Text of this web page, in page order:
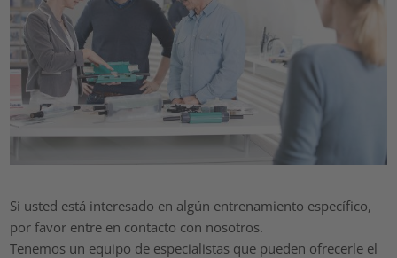
Si usted está interesado en algún entrenamiento específico,
por favor entre en contacto con nosotros.
Tenemos un equipo de especialistas que pueden ofrecerle el